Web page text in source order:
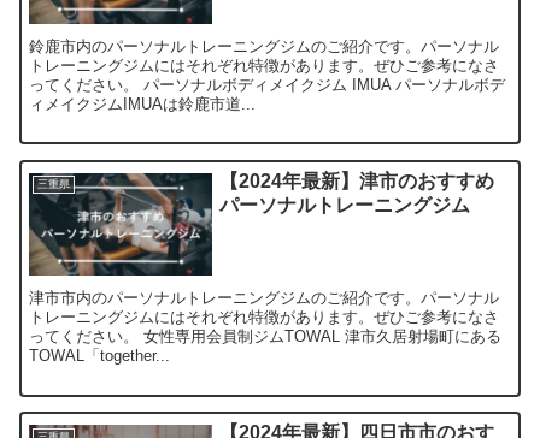
鈴鹿市内のパーソナルトレーニングジムのご紹介です。パーソナル
トレーニングジムにはそれぞれ特徴があります。ぜひご参考になさ
ってください。 パーソナルボディメイクジム IMUA パーソナルボデ
ィメイクジムIMUAは鈴鹿市道...
三重県
【2024年最新】津市のおすすめ
パーソナルトレーニングジム
津市市内のパーソナルトレーニングジムのご紹介です。パーソナル
トレーニングジムにはそれぞれ特徴があります。ぜひご参考になさ
ってください。 女性専用会員制ジムTOWAL 津市久居射場町にある
TOWAL「together...
【2024年最新】四日市市のおす